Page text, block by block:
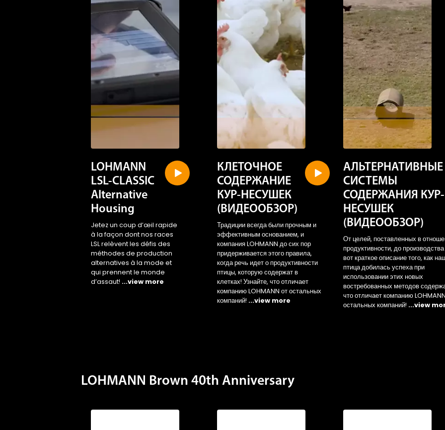
LOHMANN
LSL-CLASSIC
Alternative
Housing
Jetez un coup d’œil rapide
à la façon dont nos races
LSL relèvent les défis des
méthodes de production
alternatives à la mode et
qui prennent le monde
d’assaut! ...view more
КЛЕТОЧНОЕ
СОДЕРЖАНИЕ
КУР-НЕСУШЕК
(ВИДЕООБЗОР)
Традиции всегда были прочным и
эффективным основанием, и
компания LOHMANN до сих пор
придерживается этого правила,
когда речь идет о продуктивности
птицы, которую содержат в
клетках! Узнайте, что отличает
компанию LOHMANN от остальных
компаний! ...view more
АЛЬТЕРНАТИВНЫЕ
СИСТЕМЫ
СОДЕРЖАНИЯ КУР-
НЕСУШЕК
(ВИДЕООБЗОР)
От целей, поставленных в
продуктивности, до
вот краткое описание того, как
птица добилась успеха при
использовании этих новых
востребованных методов
что отличает компанию
остальных компаний! ...view
LOHMANN Brown 40th Anniversary